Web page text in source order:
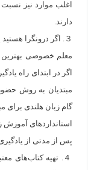
اغلب موارد نیز
دارند.
３. اگر درونگرا
معلم خصوصی بهترین
اگر در ابتدای راه
مبتدیان به روش‌
گام زبان هلندی برای
استانداردهای
پس از مدتی از
４. تهیه کتاب‌های